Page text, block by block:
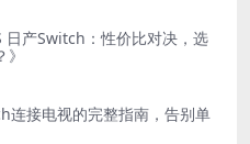
日产Switch：性价比对决，选
连接电视的完整指南，告别单